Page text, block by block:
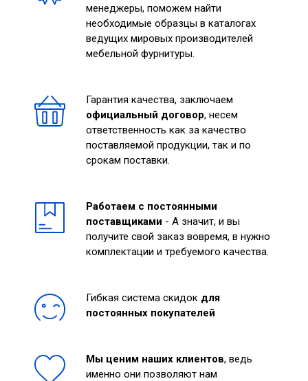
менеджеры, поможем найти
необходимые образцы в каталогах
ведущих мировых производителей
мебельной фурнитуры.
Гарантия качества, заключаем
официальный договор, несем
ответственность как за качество
поставляемой продукции, так и по
срокам поставки.
Работаем с постоянными
поставщиками - А значит, и вы
получите свой заказ вовремя, в нужно
комплектации и требуемого качества.
Гибкая система скидок для
постоянных покупателей
Мы ценим наших клиентов, ведь
именно они позволяют нам